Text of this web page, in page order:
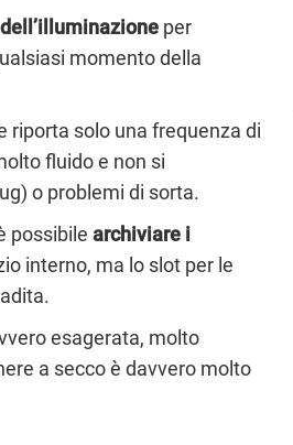
per
momento della
riporta solo una frequenza di
fluido e non si
o problemi di sorta.
possibile archiviare i
interno, ma lo slot per le
esagerata, molto
a secco è davvero molto